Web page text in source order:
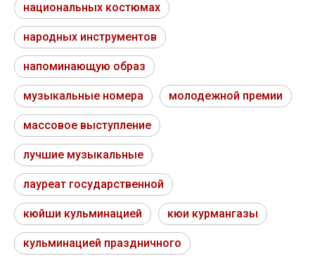
национальных костюмах
народных инструментов
напоминающую образ
музыкальные номера молодежной премии
массовое выступление
лучшие музыкальные
лауреат государственной
кюйши кульминацией кюи курмангазы
кульминацией праздничного